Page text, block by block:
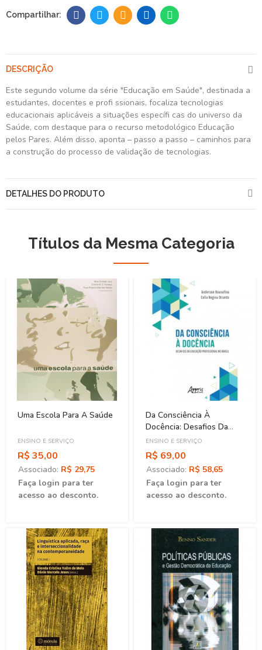
DESCRIÇÃO
Este segundo volume da série "Educação em Saúde", destinada a
estudantes, docentes e profi ssionais, focaliza tecnologias
educacionais aplicáveis a situações específi cas do universo da
Saúde, com destaque para o recurso metodológico Educação
pelos Pares. Além disso, aponta – passo a passo – caminhos para
a construção do processo de validação de tecnologias.
DETALHES DO PRODUTO
Títulos da Mesma Categoria
Uma Escola Para A Saúde
ENSINO E SERVIÇO
R$ 35,00
Associado: R$ 29,75
Faça login para ter
acesso ao desconto.
Da Consciência À
Docência: Desafios Da
Educação Profissional No
Brasil
ENSINO E SERVIÇO
R$ 69,00
Associado: R$ 58,65
Faça login para ter
acesso ao desconto.